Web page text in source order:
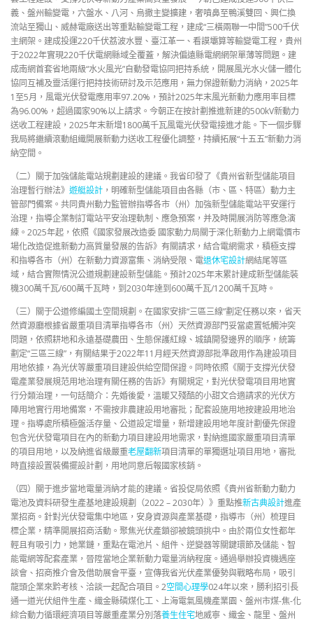
義、盤州輸變電，六盤水、八河、烏撒主變擴建，奢噴鼻至鴨溪雙回、興仁換
流站至獨山、威赫電廠送出等重點輸變電工程，建成“三橫兩聯一中間”500千伏
主網架。建成投運220千伏荔波水豐、臺江革一、看謨壩算等輸變電工程，貴州
于2022年實現220千伏電網縣域全覆蓋，解決偏遠縣電網網架單薄等問題。建
成南網首套省地兩級“水火風光”自動發電協同把持系統，開展風光水火儲一體化
協同互補及靈活運行把持技術研討及示范應用，無力保證新動力消納，2025年
1至5月，風電光伏發電應用率97.20%，預計2025年末風光新動力應用率目標
為96.00%，超過國家90%以上請求。今朝正在按計劃推進新建的500kV新動力
送收工程建設，2025年末新增1800萬千瓦風電光伏發電接進才能。下一個步驟
我局將繼續滾動組織開展新動力送收工程優化調整，持續拓展“十五五”新動力消
納空間。
（二）關于加強儲能電站規劃建設的建議。我省印發了《貴州省新型儲能項目
治理暫行辦法》 遊艇設計 ，明確新型儲能項目由各縣（市、區、特區）動力主
管部門備案。共同貴州動力監管辦指導各市（州）加強新型儲能電站平安運行
治理，指導企業制訂電站平安治理軌制、應急預案，并及時開展消防等應急演
練。2025年起，依照《國家發展改造委 國家動力局關于深化新動力上網電價市
場化改造促進新動力高質量發展的告訴》有關請求，結合電網需求，積極支撐
和指導各市（州）在新動力資源富集、消納受限、電退休宅設計網結尾等區
域，結合實際情況公道規劃建設新型儲能。預計2025年末累計建成新型儲能裝
機300萬千瓦/600萬千瓦時，到2030年達到600萬千瓦/1200萬千瓦時。
（三）關于公道修編國土空間規劃。在國家安排“三區三線”劃定任務以來，省天
然資源廳根據省嚴重項目清單指導各市（州）天然資源部門妥當處置牴觸沖突
問題，依照耕地和永遠基礎農田、生態保護紅線、城鎮開發邊界的順序，統籌
劃定“三區三線”，有關結果于2022年11月經天然資源部批準啟用作為建設項目
用地依據，為光伏等嚴重項目建設供給空間保證。同時依照《關于支撐光伏發
電產業發展規范用地治理有關任務的告訴》有關規定，對光伏發電項目用地實
行分類治理，一句話簡介：先婚後愛，溫暖又殘酷的小甜文合適請求的光伏方
陣用地實行用地備案，不需按非農建設用地審批；配套設施用地按建設用地治
理。指導處所積極盤活存量、公道設定增量，新增建設用地年度計劃優先保證
包含光伏發電項目在內的新動力項目建設用地需求，對納進國家嚴重項目清單
的項目用地，以及納進省級嚴重老屋翻新項目清單的單獨選址項目用地，審批
時直接設置裝備擺設計劃，用地同意后報國家核銷。
（四）關于進步當地電量消納才能的建議。省投促局依照《貴州省新動力動力
電池及資料研發生產基地建設規劃（2022 – 2030年）》重點推新古典設計進產
業招商。針對光伏發電集中地區，安身資源與產業基礎，指導市（州）梳理目
標企業，精準開展招商活動。聚焦光伏產鎖卻被鏡頭挑中。由於兩位女性都年
輕且有吸引力，她業鏈，重點在電池片、組件、逆變器等關鍵環節及儲能、智
能電網等配套產業，晉陞當地企業新動力電量消納程度。通過舉辦投資機遇座
談會、招商推介會及借助展會平臺，宣傳我省光伏產業優勢與戰略布局，吸引
龍頭企業來黔考核、洽談一起配合項目。2空間心理學024年以來，勝利招引長
通一道光伏組件生產、織金縣磷煤化工、上海電氣風機產業園、盤州市煤-焦-化
綜合動力循環經濟項目等嚴重產業分別落養生住宅地威寧、織金、龍里、盤州